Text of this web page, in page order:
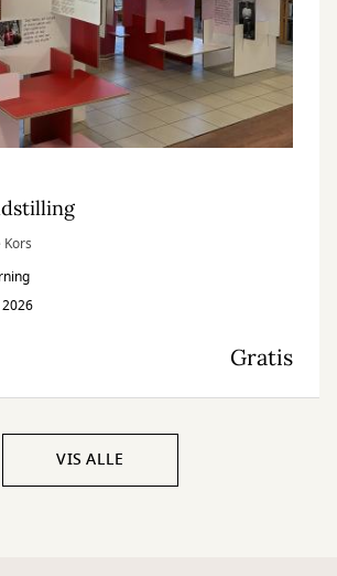
Kors
Gratis
VIS ALLE